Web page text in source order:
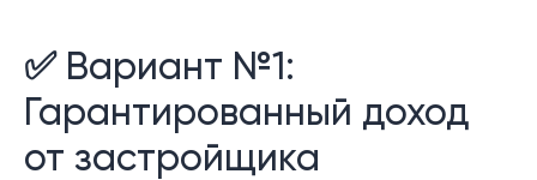
✅ Вариант №1:
Гарантированный доход
от застройщика